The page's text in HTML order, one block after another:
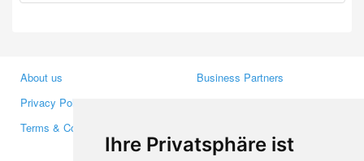
Ihre Privatsphäre ist
About us
Privacy Policy
Terms & Conditions
Business Partners
Media